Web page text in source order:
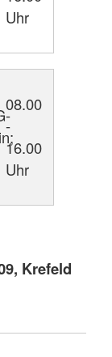
Uhr
08.00
-
16.00
Uhr
Krefeld